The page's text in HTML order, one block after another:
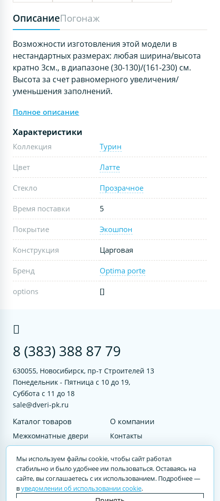
ОписаниеПогонаж
Возможности изготовления этой модели в
нестандартных размерах: любая ширина/высота
кратно 3см., в диапазоне (30-130)/(161-230) см.
Высота за счет равномерного увеличения/
уменьшения заполнений.
Полное описание
Характеристики
Коллекция Турин
Цвет Латте
Стекло Прозрачное
Время поставки 5
Покрытие Экошпон
Конструкция Царговая
Бренд Optima porte
options []
8 (383) 388 87 79
630055, Новосибирск, пр-т Строителей 13
Понедельник - Пятница с 10 до 19,
Суббота с 11 до 18
sale@dveri-pk.ru
Каталог товаров
Межкомнатные двери
Входные двери
Услуги
О компании
Контакты
© 2023 DVERI-PK.RU Авторские права защищены. Полное или частичное
Мы используем файлы cookie, чтобы сайт работал
стабильно и было удобнее им пользоваться. Оставаясь на
сайте, вы соглашаетесь с их использованием. Подробнее —
вуведомлении об использовании cookie.